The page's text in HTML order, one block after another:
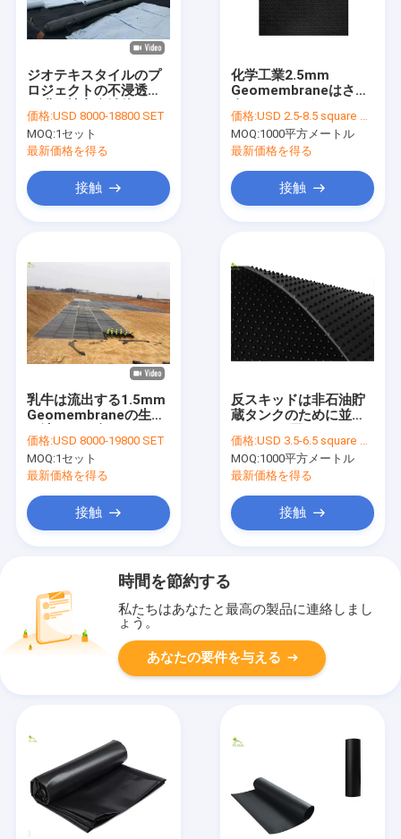
ジオテキスタイルのプ
ロジェクトの不浸透性
部組織の構造
価格:USD 8000-18800 SET
MOQ:1セット
最新価格を得る
接触
化学工業2.5mm
Geomembraneはさみ
50m/Roll
価格:USD 2.5-8.5 square meters
MOQ:1000平方メートル
最新価格を得る
接触
乳牛は流出する1.5mm
Geomembraneの生地
反浸透を耕作する
価格:USD 8000-19800 SET
MOQ:1セット
最新価格を得る
接触
反スキッドは非石油貯
蔵タンクのために並ぶ
Geomembraneを入れ
る
価格:USD 3.5-6.5 square meters
MOQ:1000平方メートル
最新価格を得る
接触
時間を節約する
私たちはあなたと最高の製品に連絡しまし
ょう。
あなたの要件を与える